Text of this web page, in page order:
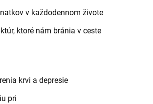
v každodennom živote
ktoré nám bránia v ceste
krvi a depresie
pri